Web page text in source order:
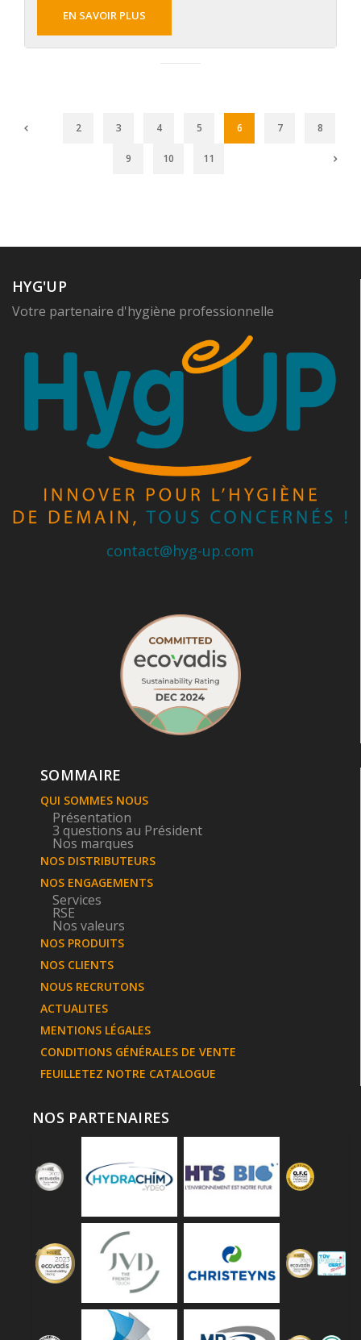
EN SAVOIR PLUS
2 3 4 5 6 7 8
9 10 11
HYG'UP
Votre partenaire d'hygiène professionnelle
contact@hyg-up.com
SOMMAIRE
QUI SOMMES NOUS
Présentation
3 questions au Président
Nos marques
NOS DISTRIBUTEURS
NOS ENGAGEMENTS
Services
RSE
Nos valeurs
NOS PRODUITS
NOS CLIENTS
NOUS RECRUTONS
ACTUALITES
MENTIONS LÉGALES
CONDITIONS GÉNÉRALES DE VENTE
FEUILLETEZ NOTRE CATALOGUE
NOS PARTENAIRES